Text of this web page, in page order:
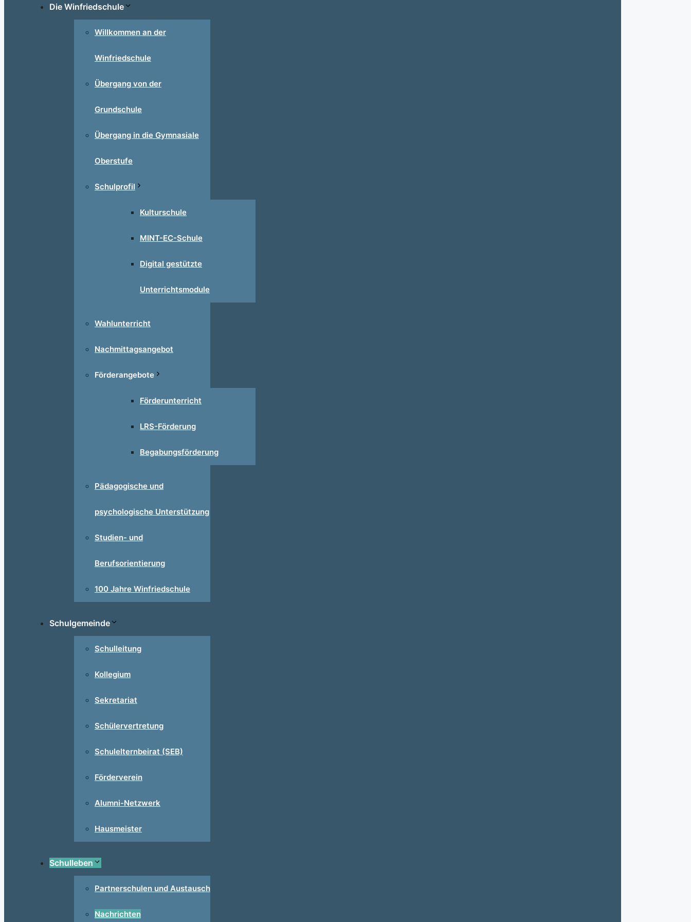
Die Winfriedschule
Willkommen an der
Winfriedschule
Übergang von der
Grundschule
Übergang in die Gymnasiale
Oberstufe
Schulprofil
Kulturschule
MINT-EC-Schule
Digital gestützte
Unterrichtsmodule
Wahlunterricht
Nachmittagsangebot
Förderangebote
Förderunterricht
LRS-Förderung
Begabungsförderung
Pädagogische und
psychologische Unterstützung
Studien- und
Berufsorientierung
100 Jahre Winfriedschule
Schulgemeinde
Schulleitung
Kollegium
Sekretariat
Schülervertretung
Schulelternbeirat (SEB)
Förderverein
Alumni-Netzwerk
Hausmeister
Schulleben
Partnerschulen und Austausch
Nachrichten